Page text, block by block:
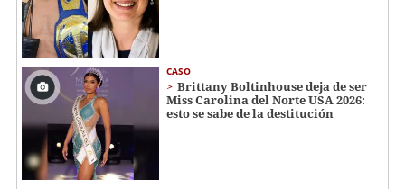
CASO
Brittany Boltinhouse deja de ser
Miss Carolina del Norte USA 2026:
esto se sabe de la destitución